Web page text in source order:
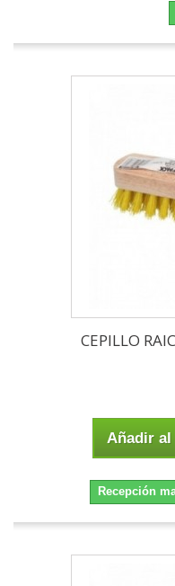
CEPILLO
Añadir
Recepción